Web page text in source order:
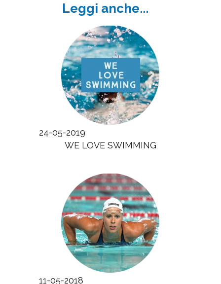
Leggi anche...
24-05-2019
WE LOVE SWIMMING
11-05-2018